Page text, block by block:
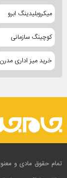
میکروبلیدینگ ابرو
کوچینگ سازمانی
خرید میز اداری مدرن
تمام حقوق مادی و